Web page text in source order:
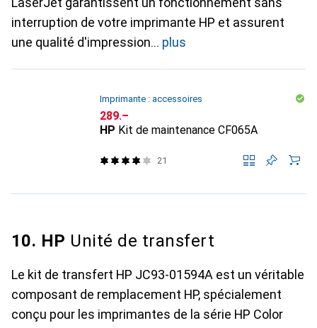
interruption de votre imprimante HP et assurent
une qualité d'impression
plus
Imprimante : accessoires
CHF
289.–
HP Kit de maintenance CF065A
21
10. HP Unité de transfert
Le kit de transfert HP JC93-01594A est un véritable
composant de remplacement HP, spécialement
conçu pour les imprimantes de la série HP Color